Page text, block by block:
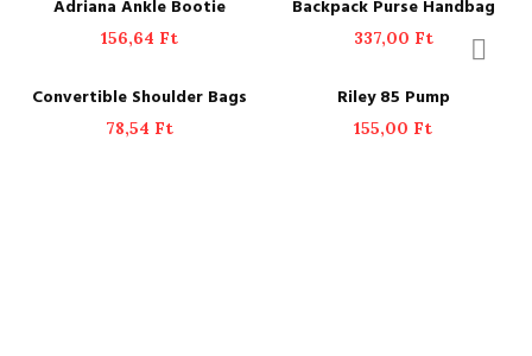
Adriana Ankle Bootie
156,64 Ft
Backpack Purse Handbag
337,00 Ft
ADD TO CART
Convertible Shoulder Bags
78,54 Ft
ADD TO CART
Riley 85 Pump
155,00 Ft